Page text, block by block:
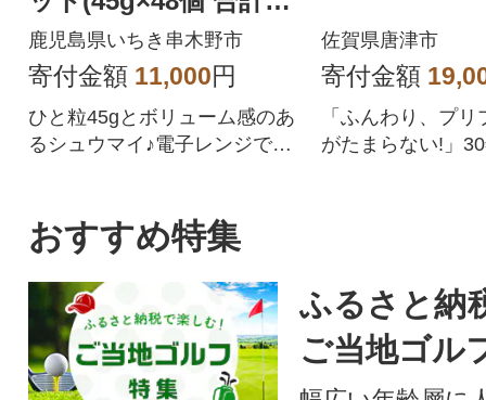
g超え!)
鹿児島県いちき串木野市
寄付金額 11,000円
ひと粒45gとボリューム感のあ
るシュウマイ♪電子レンジでチ
佐賀県唐津市
寄付金額
「ふんわり、プ
がたまらない!」
おすすめ特集
ふるさと納
ご当地ゴル